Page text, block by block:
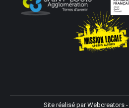
Site réalisé parWebcreators -